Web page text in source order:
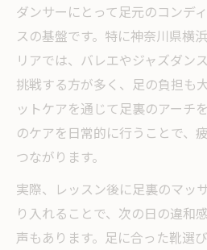
ダンサーにとって足元のコンデ
スの基盤です。特に神奈川県横
リアでは、バレエやジャズダン
挑戦する方が多く、足の負担も
ットケアを通じて足裏のアーチ
のケアを日常的に行うことで、
つながります。
実際、レッスン後に足裏のマッ
り入れることで、次の日の違和
声もあります。足に合った靴選